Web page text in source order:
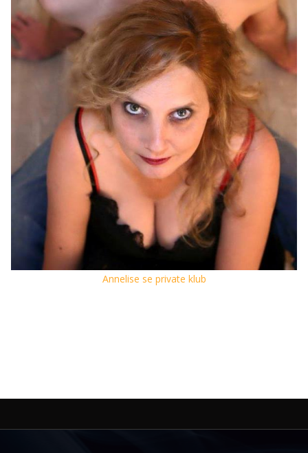
Annelise se private klub